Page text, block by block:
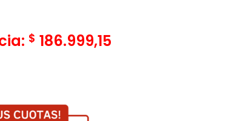
$ 186.999,15